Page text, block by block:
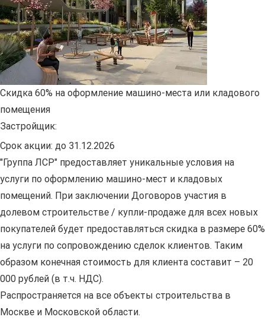
Скидка 60% на оформление машино-места или кладового
помещения
Застройщик:
Срок акции: до 31.12.2026
"Группа ЛСР" предоставляет уникальные условия на
услуги по оформлению машино-мест и кладовых
помещений. При заключении Договоров участия в
долевом строительстве / купли-продаже для всех новых
покупателей будет предоставляться скидка в размере 60%
на услуги по сопровождению сделок клиентов. Таким
образом конечная стоимость для клиента составит – 20
000 рублей (в т.ч. НДС).
Распространяется на все объекты строительства в
Москве и Московской области.